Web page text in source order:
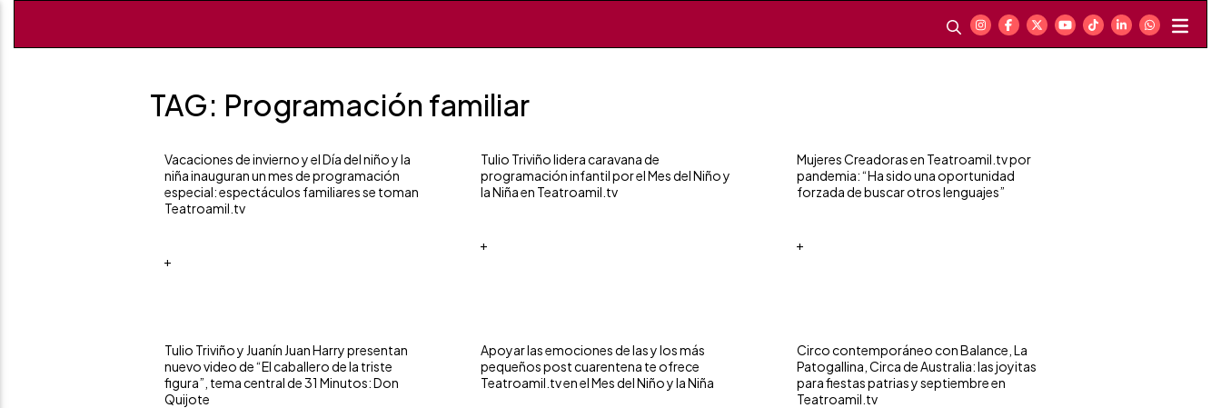
TAG: Programación familiar
Vacaciones de invierno y el Día del niño y la
niña inauguran un mes de programación
especial: espectáculos familiares se toman
Teatroamil.tv
+
Tulio Triviño lidera caravana de
programación infantil por el Mes del Niño y
la Niña en Teatroamil.tv
+
Mujeres Creadoras en Teatroamil.tv por
pandemia: “Ha sido una oportunidad
forzada de buscar otros lenguajes”
+
Tulio Triviño y Juanín Juan Harry presentan
nuevo video de “El caballero de la triste
figura”, tema central de 31 Minutos: Don
Quijote
Apoyar las emociones de las y los más
pequeños post cuarentena te ofrece
Teatroamil.tv en el Mes del Niño y la Niña
Circo contemporáneo con Balance, La
Patogallina, Circa de Australia: las joyitas
para fiestas patrias y septiembre en
Teatroamil.tv